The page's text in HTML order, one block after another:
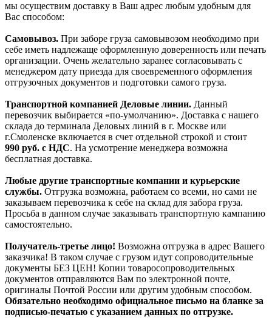
мы осуществим доставку в Ваш адрес любым удобным для
Вас способом:
Самовывоз. При заборе груза самовывозом необходимо при
себе иметь надлежаще оформленную доверенность или печать
организации. Очень желательно заранее согласовывать с
менеджером дату приезда для своевременного оформления
отгрузочных документов и подготовки самого груза.
Транспортной компанией Деловые линии. Данный
перевозчик выбирается «по-умолчанию». Доставка с нашего
склада до терминала Деловых линий в г. Москве или
г.Смоленске включается в счет отдельной строкой и стоит
990 руб. с НДС. На усмотрение менеджера возможна
бесплатная доставка.
Любые другие транспортные компании и курьерские
службы. Отгрузка возможна, работаем со всеми, но сами не
заказываем перевозчика к себе на склад для забора груза.
Просьба в данном случае заказывать транспортную кампанию
самостоятельно.
Получатель-третье лицо! Возможна отгрузка в адрес Вашего
заказчика! В таком случае с грузом идут сопроводительные
документы БЕЗ ЦЕН! Копии товаросопроводительных
документов отправляются Вам по электронной почте,
оригиналы Почтой России или другим удобным способом.
Обязательно необходимо официальное письмо на бланке за
подписью-печатью с указанием данных по отгрузке.